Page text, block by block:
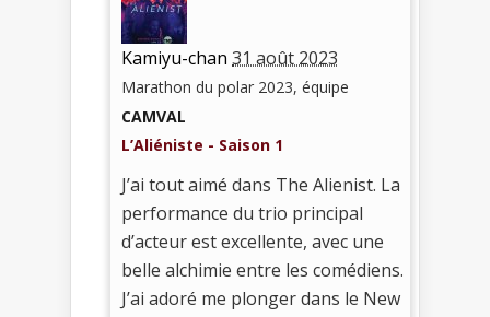
Kamiyu-chan 31 août 2023
Marathon du polar 2023, équipe
CAMVAL
L’Aliéniste - Saison 1
J’ai tout aimé dans The Alienist. La
performance du trio principal
d’acteur est excellente, avec une
belle alchimie entre les comédiens.
J’ai adoré me plonger dans le New